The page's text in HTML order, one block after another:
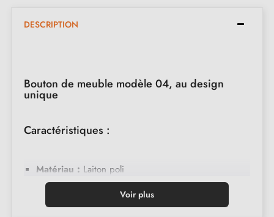
DESCRIPTION
Bouton de meuble modèle 04, au design
unique
Caractéristiques :
Matériau : Laiton poli
Forme :
Sphère et cylindre mince
Montage :Fixation simple avec vis M4 incluse
Voir plus